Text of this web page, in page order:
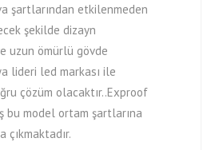
şartlarından etkilenmeden
şekilde dizayn
uzun ömürlü gövde
lideri led markası ile
çözüm olacaktır..Exproof
bu model ortam şartlarına
çıkmaktadır.